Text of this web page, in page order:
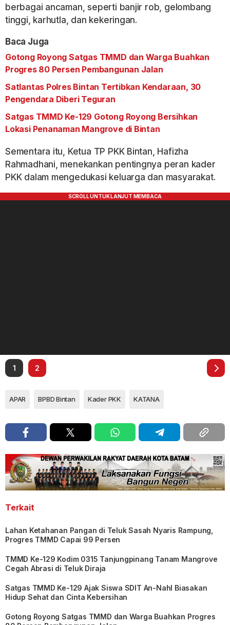
berbagai ancaman, seperti banjir rob, gelombang
tinggi, karhutla, dan kekeringan.
Baca Juga
Gotong Royong Satgas TMMD dan Warga Buahkan
Progres 80 Persen Pembangunan Jalan
Satlantas Polres Bintan Tertibkan Kendaraan, 30
Pengendara Diberi Teguran
Satgas TMMD Ke-129 Gotong Royong Bersihkan
Lokasi Penanaman Mangrove di Bintan
Sementara itu, Ketua TP PKK Bintan, Hafizha
Rahmadhani, menekankan pentingnya peran kader
PKK dalam mengedukasi keluarga dan masyarakat.
1 2
APAR BPBD Bintan Kader PKK KATANA
Terkait
Lahan Ketahanan Pangan di Teluk Sasah Nyaris Rampung,
Progres TMMD Capai 99 Persen
TMMD Ke-129 Kodim 0315 Tanjungpinang Tanam Mangrove
Cegah Abrasi di Teluk Diraja
Satgas TMMD Ke-129 Ajak Siswa SDIT An-Nahl Biasakan
Hidup Sehat dan Cinta Kebersihan
Gotong Royong Satgas TMMD dan Warga Buahkan Progres